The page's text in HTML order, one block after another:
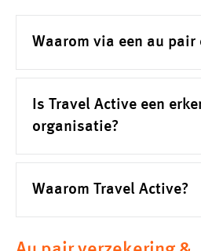
Waarom via een au
Is Travel Active een
organisatie?
Waarom Travel Active?